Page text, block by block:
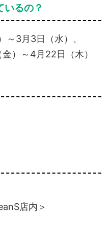
いるの？
～3月3日（水）、
）～4月22日（木）
店内＞